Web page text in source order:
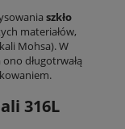
szkło
materiałów,
Mohsa). W
długotrwałą
316L